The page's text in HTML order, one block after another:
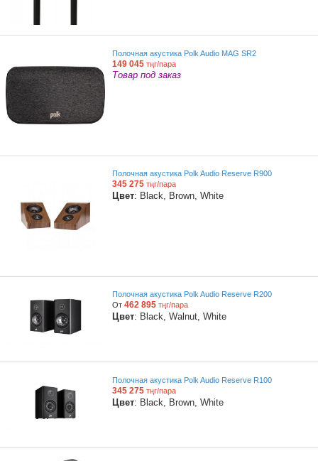
Полочная акустика Polk Audio MAG SR2
149 045 тңг/пара
Товар под заказ
Полочная акустика Polk Audio Reserve R900
345 275 тңг/пара
Цвет: Black, Brown, White
Полочная акустика Polk Audio Reserve R200
От 462 895 тңг/пара
Цвет: Black, Walnut, White
Полочная акустика Polk Audio Reserve R100
345 275 тңг/пара
Цвет: Black, Brown, White